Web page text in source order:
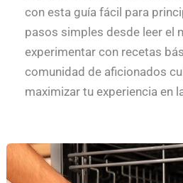
con esta guía fácil para
pasos simples desde leer el
experimentar con recetas
comunidad de aficionados
maximizar tu experiencia en